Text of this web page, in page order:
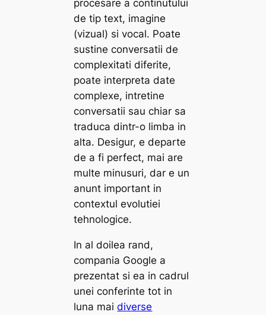
procesare a continutului
de tip text, imagine
(vizual) si vocal. Poate
sustine conversatii de
complexitati diferite,
poate interpreta date
complexe, intretine
conversatii sau chiar sa
traduca dintr-o limba in
alta. Desigur, e departe
de a fi perfect, mai are
multe minusuri, dar e un
anunt important in
contextul evolutiei
tehnologice.
In al doilea rand,
compania Google a
prezentat si ea in cadrul
unei conferinte tot in
luna maidiverse